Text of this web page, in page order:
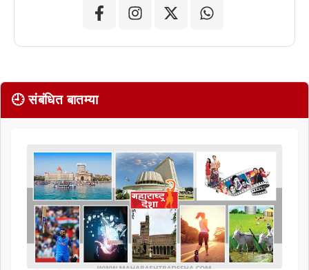
🕘 संबंधित बातम्या